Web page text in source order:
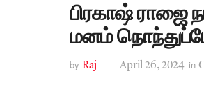
பிரகாஷ் ராஜை
மனம்
by Raj April 26, 2024 in